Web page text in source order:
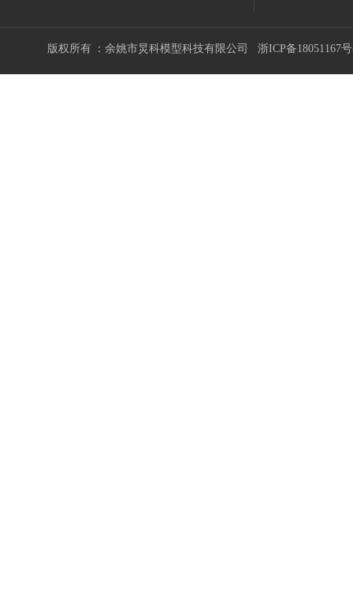
版权所有 ：余姚市炅科模型科技有限公司 浙ICP备18051167